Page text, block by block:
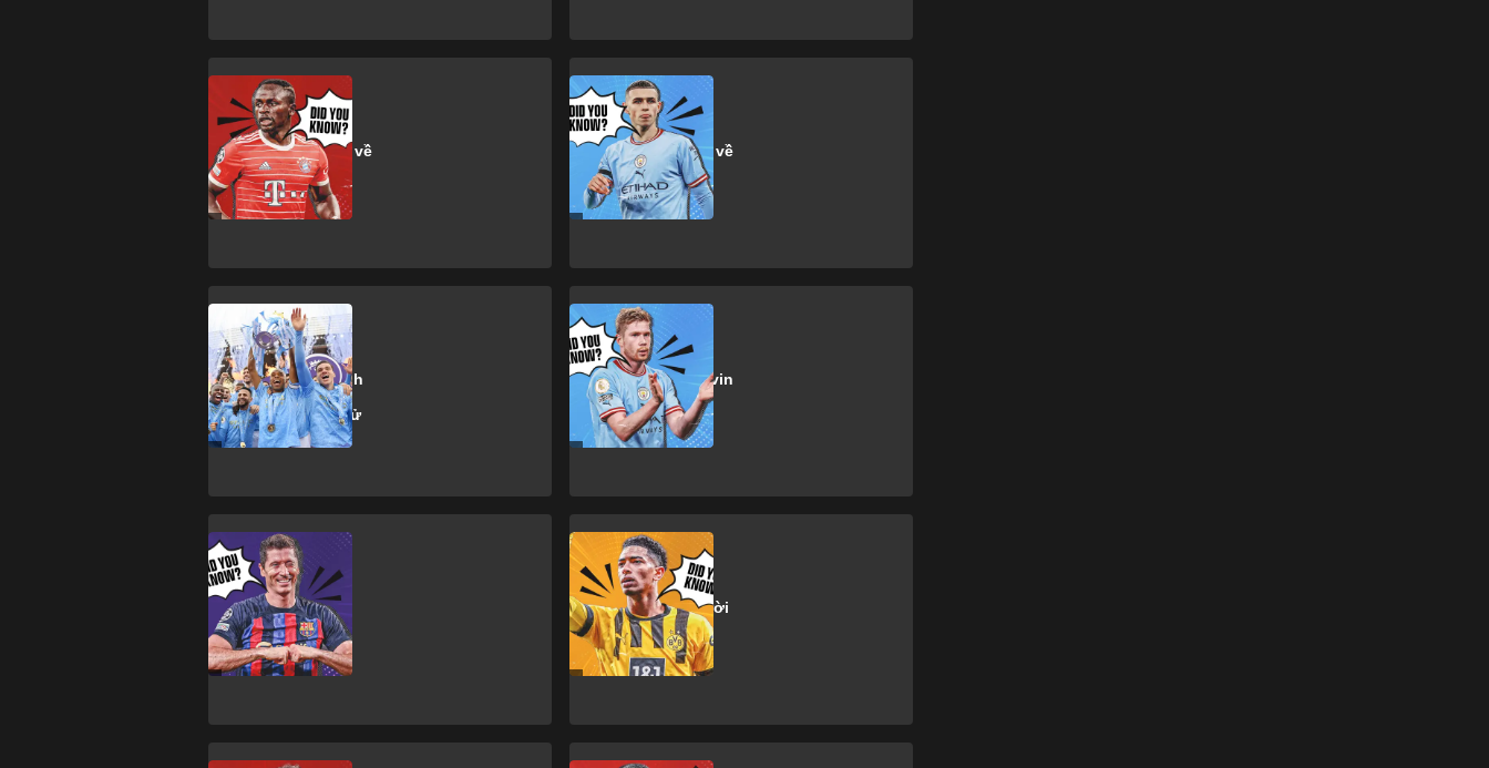
S. Mane
13 sự thật thú vị về
Sadio Mane
Manchester City
13 sự thật thú vị về
Phil Foden
Manchester City
Man City đã giành
bao nhiêu danh
hiệu trong lịch sử
CLB?
K. De Bruyne
13 sự thật vè Kevin
De Bruyne
R. Lewandowski
13 sự thật về
Lewandowski
J. Bellingham
13 sự thật ít người
biết về Jude
Bellingham